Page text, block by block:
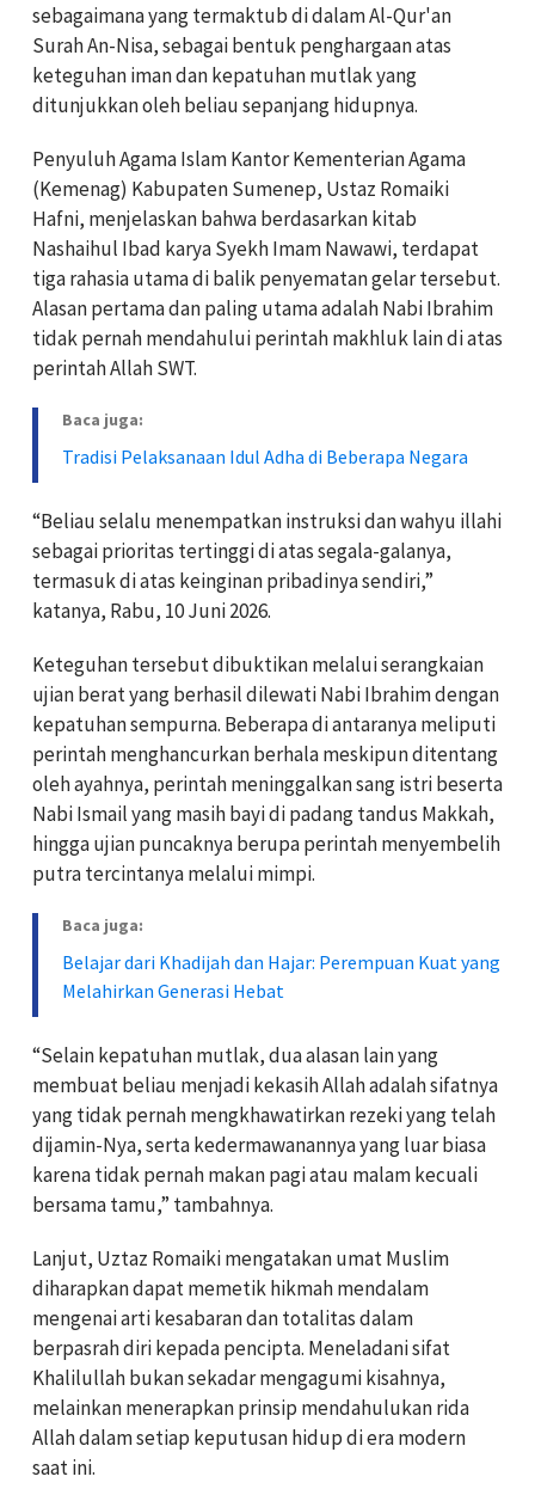
sebagaimana yang termaktub di dalam Al-Qur'an
Surah An-Nisa, sebagai bentuk penghargaan atas
keteguhan iman dan kepatuhan mutlak yang
ditunjukkan oleh beliau sepanjang hidupnya.
Penyuluh Agama Islam Kantor Kementerian Agama
(Kemenag) Kabupaten Sumenep, Ustaz Romaiki
Hafni, menjelaskan bahwa berdasarkan kitab
Nashaihul Ibad karya Syekh Imam Nawawi, terdapat
tiga rahasia utama di balik penyematan gelar tersebut.
Alasan pertama dan paling utama adalah Nabi Ibrahim
tidak pernah mendahului perintah makhluk lain di atas
perintah Allah SWT.
Baca juga:
Tradisi Pelaksanaan Idul Adha di Beberapa Negara
“Beliau selalu menempatkan instruksi dan wahyu illahi
sebagai prioritas tertinggi di atas segala-galanya,
termasuk di atas keinginan pribadinya sendiri,”
katanya, Rabu, 10 Juni 2026.
Keteguhan tersebut dibuktikan melalui serangkaian
ujian berat yang berhasil dilewati Nabi Ibrahim dengan
kepatuhan sempurna. Beberapa di antaranya meliputi
perintah menghancurkan berhala meskipun ditentang
oleh ayahnya, perintah meninggalkan sang istri beserta
Nabi Ismail yang masih bayi di padang tandus Makkah,
hingga ujian puncaknya berupa perintah menyembelih
putra tercintanya melalui mimpi.
Baca juga:
Belajar dari Khadijah dan Hajar: Perempuan Kuat yang
Melahirkan Generasi Hebat
“Selain kepatuhan mutlak, dua alasan lain yang
membuat beliau menjadi kekasih Allah adalah sifatnya
yang tidak pernah mengkhawatirkan rezeki yang telah
dijamin-Nya, serta kedermawanannya yang luar biasa
karena tidak pernah makan pagi atau malam kecuali
bersama tamu,” tambahnya.
Lanjut, Uztaz Romaiki mengatakan umat Muslim
diharapkan dapat memetik hikmah mendalam
mengenai arti kesabaran dan totalitas dalam
berpasrah diri kepada pencipta. Meneladani sifat
Khalilullah bukan sekadar mengagumi kisahnya,
melainkan menerapkan prinsip mendahulukan rida
Allah dalam setiap keputusan hidup di era modern
saat ini.